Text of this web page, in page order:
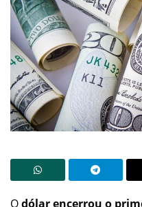
Odólar encerrou o